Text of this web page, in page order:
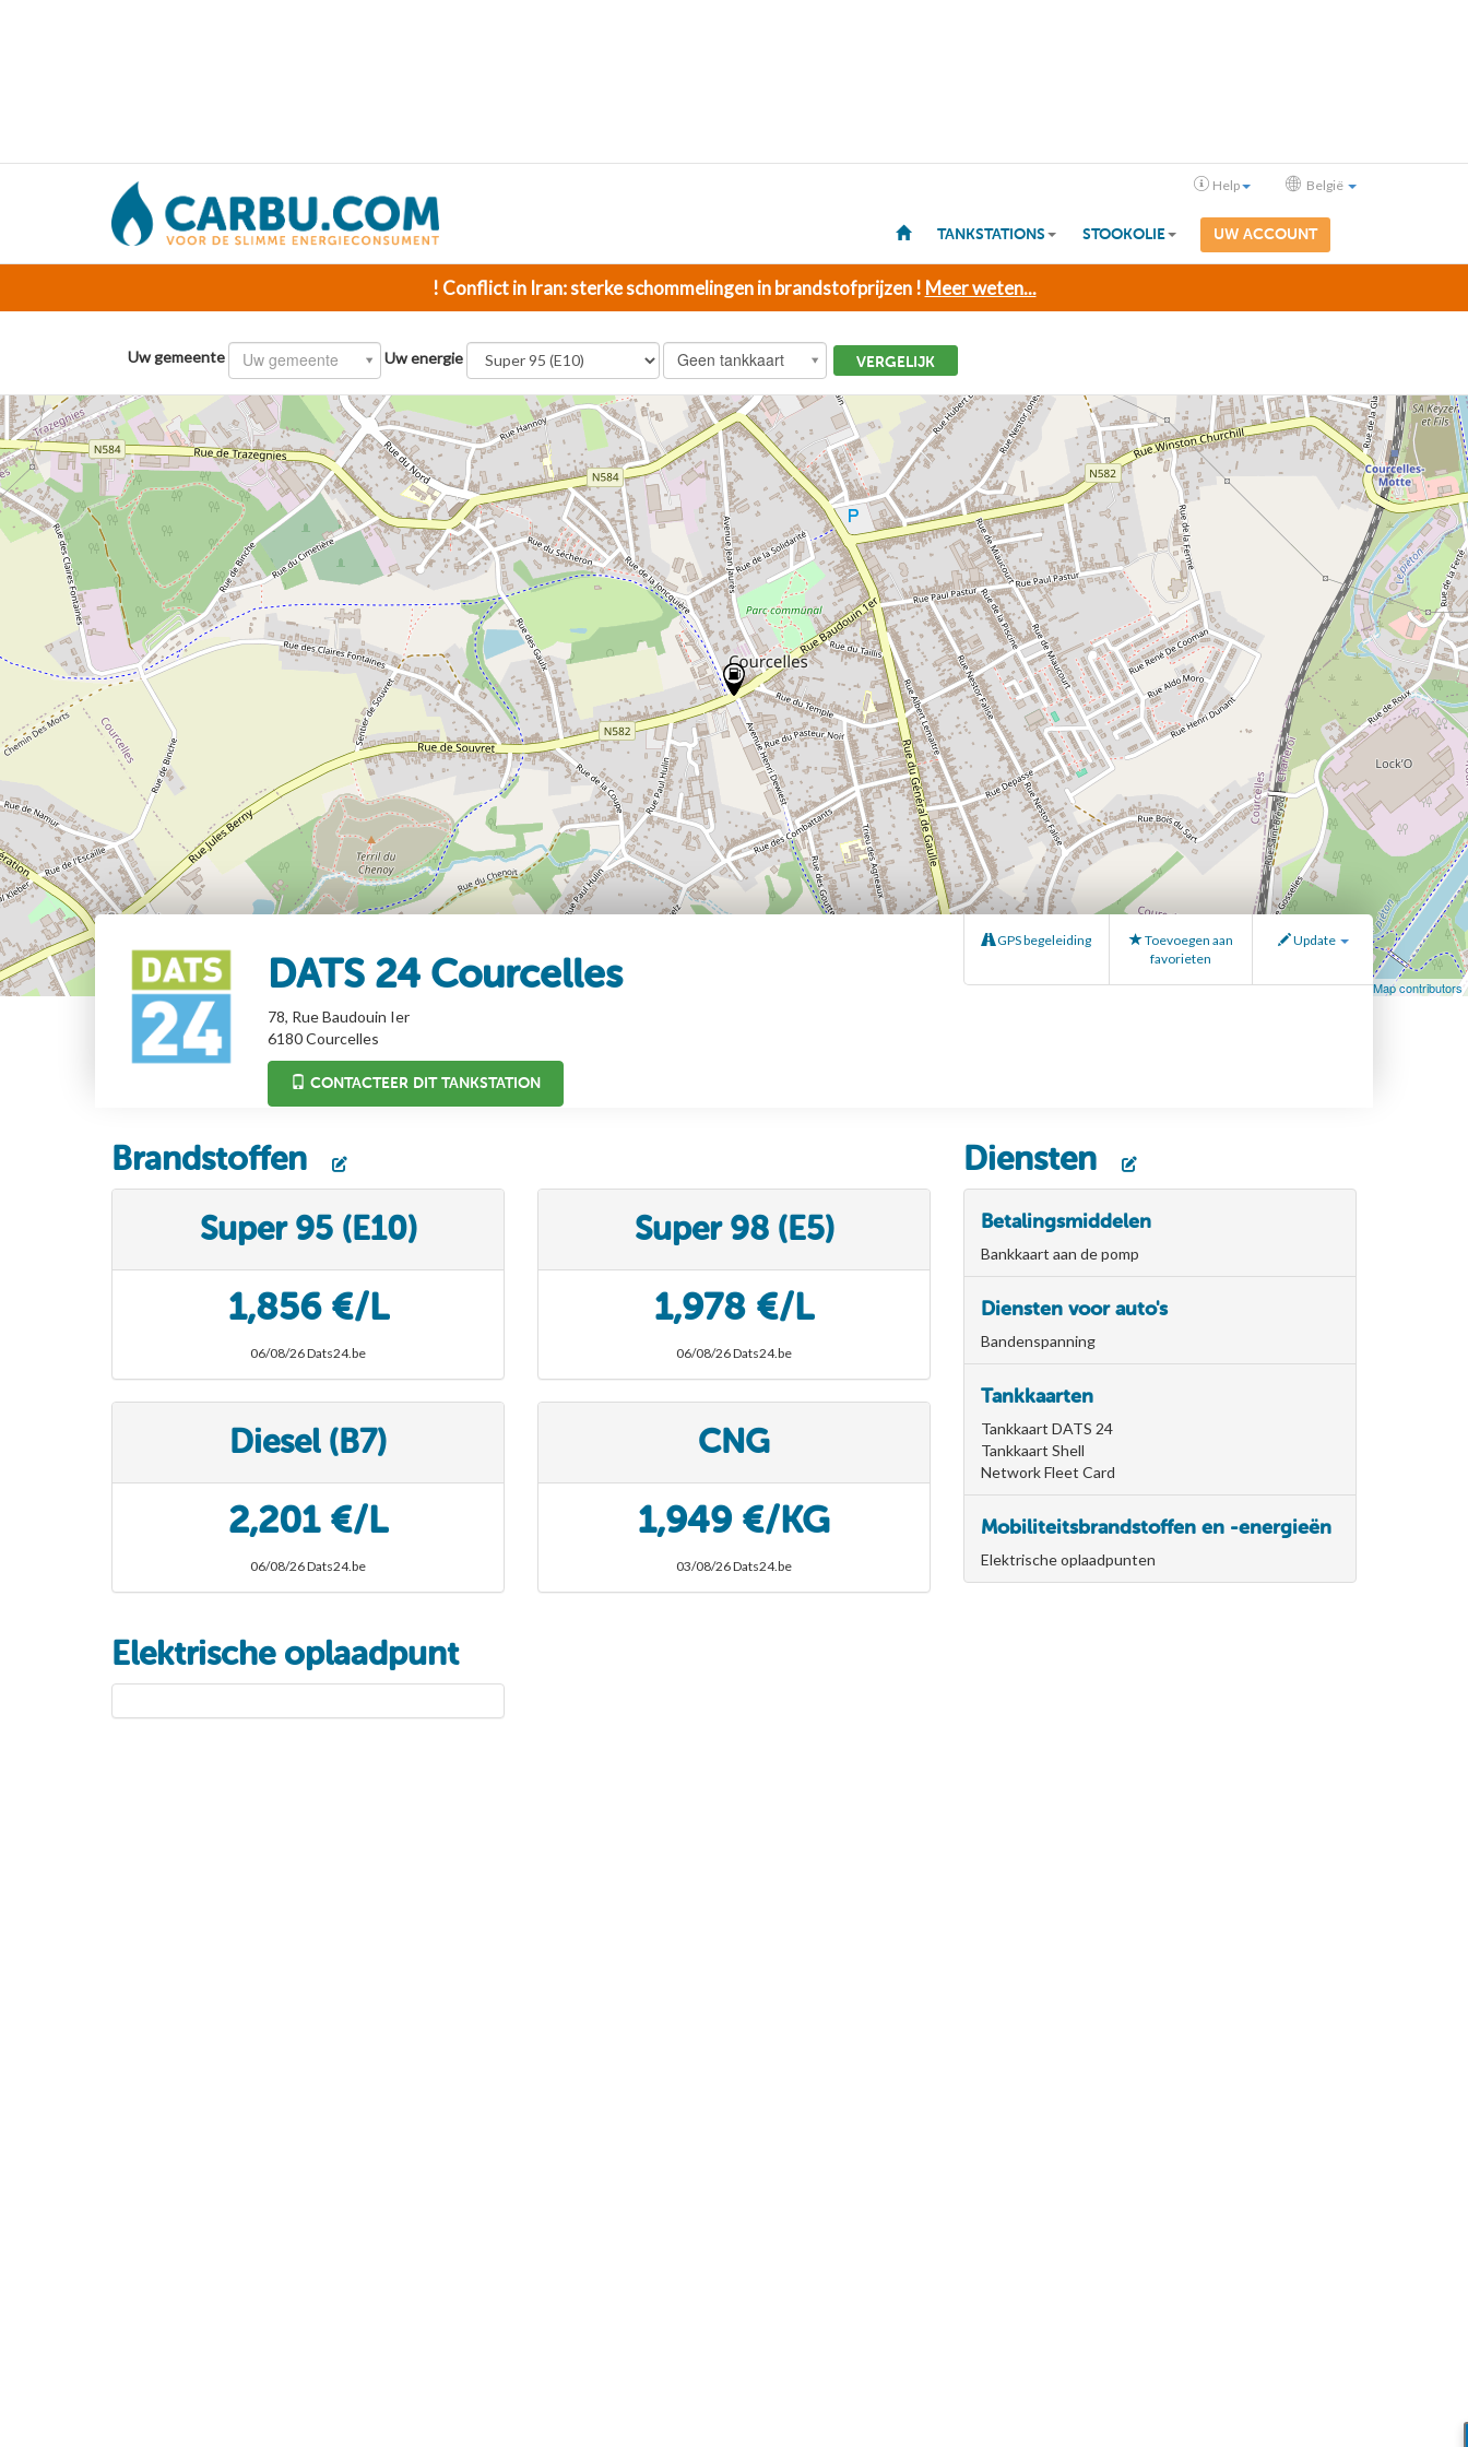
Help België
TANKSTATIONS STOOKOLIE UW ACCOUNT
! Conflict in Iran: sterke schommelingen in brandstofprijzen ! Meer weten...
Uw gemeente Uw gemeente Uw energie Geen tankkaart VERGELIJK
Leaflet| Map data ©OpenStreetMapcontributors, ©OpenStreetMap contributors
DATS 24 Courcelles
78, Rue Baudouin Ier
6180 Courcelles
CONTACTEER DIT TANKSTATION
GPS begeleiding
Toevoegen aan
favorieten
Update
Brandstoffen
Super 95 (E10)
1,856 €/L
06/08/26 Dats24.be
Super 98 (E5)
1,978 €/L
06/08/26 Dats24.be
Diesel (B7)
2,201 €/L
06/08/26 Dats24.be
CNG
1,949 €/KG
03/08/26 Dats24.be
Elektrische oplaadpunt
Diensten
Betalingsmiddelen
Bankkaart aan de pomp
Diensten voor auto's
Bandenspanning
Tankkaarten
Tankkaart DATS 24
Tankkaart Shell
Network Fleet Card
Mobiliteitsbrandstoffen en -energieën
Elektrische oplaadpunten